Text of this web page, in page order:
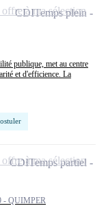
publique, met au centre
et d'efficience. La
CDITemps plein
à ma sélection
- QUIMPER
CDITemps partiel
à ma sélection